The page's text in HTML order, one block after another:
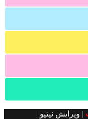
ویرایش نیتیو